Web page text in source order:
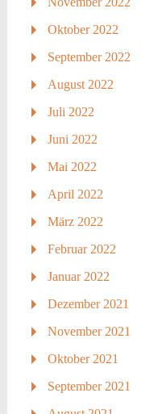
Oktober 2022
September 2022
August 2022
Juli 2022
Juni 2022
Mai 2022
April 2022
März 2022
Februar 2022
Januar 2022
Dezember 2021
November 2021
Oktober 2021
September 2021